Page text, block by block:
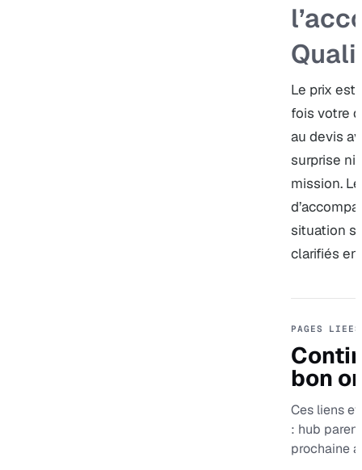
Le prix est
fois votre
au devis
surprise ni
mission.
situation
clarifiés
PAGES LIEES
bon
Ces liens
: hub
prochaine